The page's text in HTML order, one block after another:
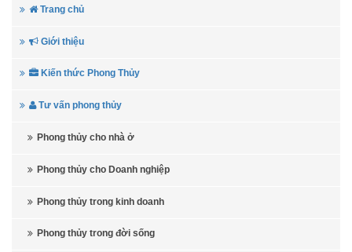
Trang chủ
Giới thiệu
Kiến thức Phong Thủy
Tư vấn phong thủy
Phong thủy cho nhà ở
Phong thủy cho Doanh nghiệp
Phong thủy trong kinh doanh
Phong thủy trong đời sống